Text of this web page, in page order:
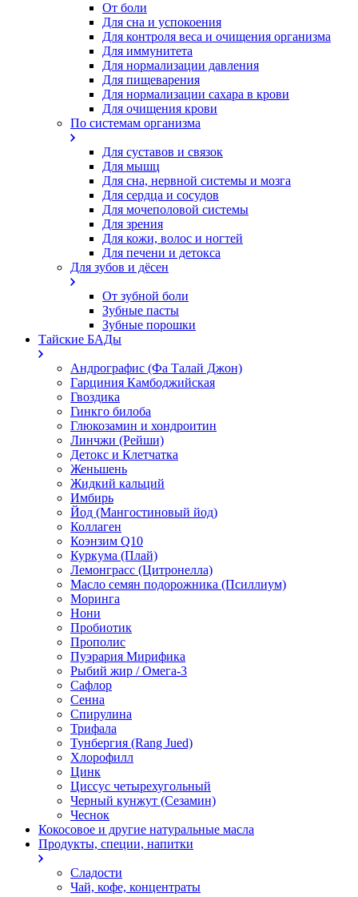
От боли
Для сна и успокоения
Для контроля веса и очищения организма
Для иммунитета
Для нормализации давления
Для пищеварения
Для нормализации сахара в крови
Для очищения крови
По системам организма
Для суставов и связок
Для мышц
Для сна, нервной системы и мозга
Для сердца и сосудов
Для мочеполовой системы
Для зрения
Для кожи, волос и ногтей
Для печени и детокса
Для зубов и дёсен
От зубной боли
Зубные пасты
Зубные порошки
Тайские БАДы
Андрографис (Фа Талай Джон)
Гарциния Камбоджийская
Гвоздика
Гинкго билоба
Глюкозамин и хондроитин
Линчжи (Рейши)
Детокс и Клетчатка
Женьшень
Жидкий кальций
Имбирь
Йод (Мангостиновый йод)
Коллаген
Коэнзим Q10
Куркума (Плай)
Лемонграсс (Цитронелла)
Масло семян подорожника (Псиллиум)
Моринга
Нони
Пробиотик
Прополис
Пуэрария Мирифика
Рыбий жир / Омега-3
Сафлор
Сенна
Спирулина
Трифала
Тунбергия (Rang Jued)
Хлорофилл
Цинк
Циссус четырехугольный
Черный кунжут (Сезамин)
Чеснок
Кокосовое и другие натуральные масла
Продукты, специи, напитки
Сладости
Чай, кофе, концентраты